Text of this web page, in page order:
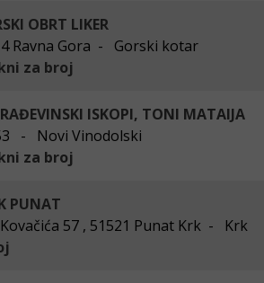
OBRT LIKER
Ravna Gora - Gorski kotar
za broj
ISKOPI, TONI MATAIJA
- Novi Vinodolski
za broj
PUNAT
57 , 51521 Punat Krk - Krk